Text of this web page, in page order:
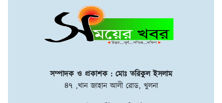
সম্পাদক ও প্রকাশক : মোঃ তরিকুল ইসলাম
৪৭ ,খান জাহান আলী রোড, খুলনা